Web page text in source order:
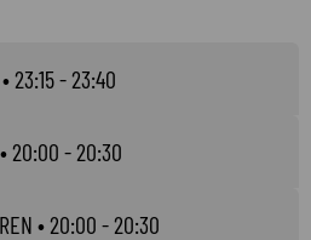
• 23:15 - 23:40
• 20:00 - 20:30
• 20:00 - 20:30